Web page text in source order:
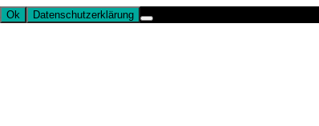
Ok Datenschutzerklärung